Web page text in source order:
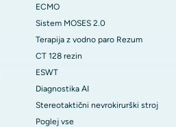
ECMO
Sistem MOSES 2.0
Terapija z vodno paro Rezum
CT 128 rezin
ESWT
Diagnostika AI
Stereotaktični nevrokirurški stroj
Poglej vse